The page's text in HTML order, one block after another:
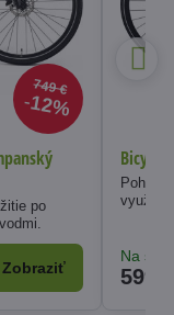
749 €
12%
po
Zobraziť
Bicykel
Na
599